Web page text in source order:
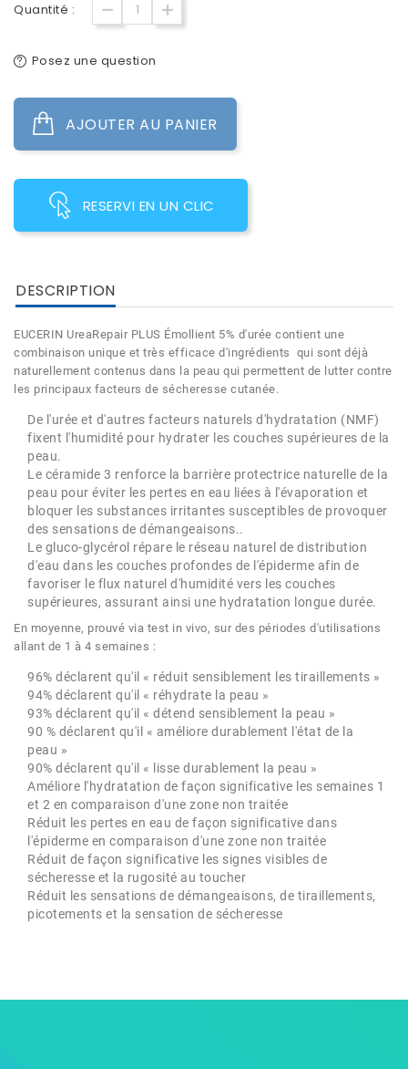
Quantité :
Posez une question
AJOUTER AU PANIER
RESERVI EN UN CLIC
DESCRIPTION
EUCERIN UreaRepair PLUS Émollient 5% d'urée contient une
combinaison unique et très efficace d'ingrédients qui sont déjà
naturellement contenus dans la peau qui permettent de lutter contre
les principaux facteurs de sécheresse cutanée.
De l'urée et d'autres facteurs naturels d'hydratation (NMF)
fixent l'humidité pour hydrater les couches supérieures de la
peau.
Le céramide 3 renforce la barrière protectrice naturelle de la
peau pour éviter les pertes en eau liées à l'évaporation et
bloquer les substances irritantes susceptibles de provoquer
des sensations de démangeaisons..
Le gluco-glycérol répare le réseau naturel de distribution
d'eau dans les couches profondes de l'épiderme afin de
favoriser le flux naturel d'humidité vers les couches
supérieures, assurant ainsi une hydratation longue durée.
En moyenne, prouvé via test in vivo, sur des périodes d'utilisations
allant de 1 à 4 semaines :
96% déclarent qu'il « réduit sensiblement les tiraillements »
94% déclarent qu'il « réhydrate la peau »
93% déclarent qu'il « détend sensiblement la peau »
90 % déclarent qu'il « améliore durablement l'état de la
peau »
90% déclarent qu'il « lisse durablement la peau »
Améliore l'hydratation de façon significative les semaines 1
et 2 en comparaison d'une zone non traitée
Réduit les pertes en eau de façon significative dans
l'épiderme en comparaison d'une zone non traitée
Réduit de façon significative les signes visibles de
sécheresse et la rugosité au toucher
Réduit les sensations de démangeaisons, de tiraillements,
picotements et la sensation de sécheresse